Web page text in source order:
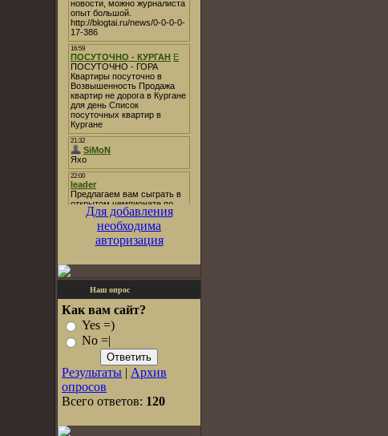
Для добавления
необходима
авторизация
Наш опрос
Как вам сайт?
Yes =)
No =|
Результаты | Архив
опросов
Всего ответов: 120